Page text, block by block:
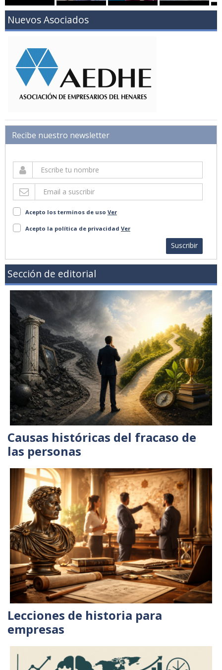
Nuevos Asociados
Recibe nuestro newsletter
Acepto los terminos de uso Ver
Acepto la política de privacidad Ver
Suscribir
Sección de editorial
Causas históricas del fracaso de
las personas
Lecciones de historia para
empresas